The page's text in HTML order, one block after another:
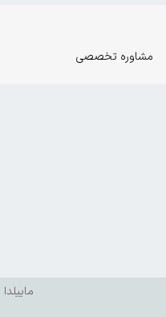
مشاوره تخصصی